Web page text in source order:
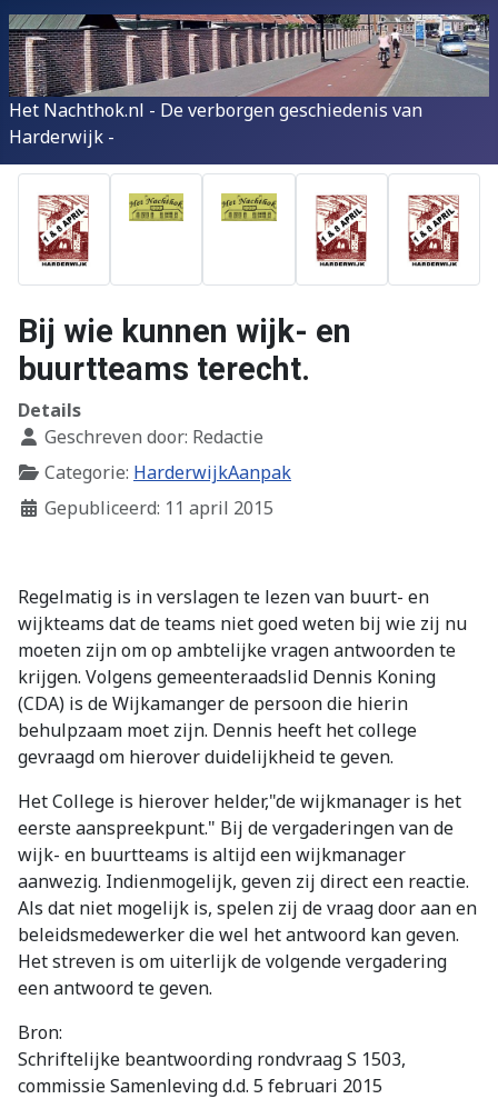
Het Nachthok.nl - De verborgen geschiedenis van
Harderwijk -
Bij wie kunnen wijk- en
buurtteams terecht.
Details
Geschreven door: Redactie
Categorie: HarderwijkAanpak
Gepubliceerd: 11 april 2015
Regelmatig is in verslagen te lezen van buurt- en
wijkteams dat de teams niet goed weten bij wie zij nu
moeten zijn om op ambtelijke vragen antwoorden te
krijgen. Volgens gemeenteraadslid Dennis Koning
(CDA) is de Wijkamanger de persoon die hierin
behulpzaam moet zijn. Dennis heeft het college
gevraagd om hierover duidelijkheid te geven.
Het College is hierover helder,"de wijkmanager is het
eerste aanspreekpunt." Bij de vergaderingen van de
wijk- en buurtteams is altijd een wijkmanager
aanwezig. Indienmogelijk, geven zij direct een reactie.
Als dat niet mogelijk is, spelen zij de vraag door aan en
beleidsmedewerker die wel het antwoord kan geven.
Het streven is om uiterlijk de volgende vergadering
een antwoord te geven.
Bron:
Schriftelijke beantwoording rondvraag S 1503,
commissie Samenleving d.d. 5 februari 2015